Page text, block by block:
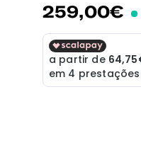
259,00€